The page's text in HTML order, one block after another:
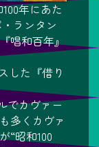
年にあた
ランタン
唱和百年』
した『借り
でカヴァー
多くカヴァ
“昭和100